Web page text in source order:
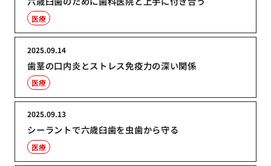
医療
歯茎の口内炎とストレス免疫力の深い関係
2025.09.14
医療
シーラントで六歳臼歯を虫歯から守る
2025.09.13
医療